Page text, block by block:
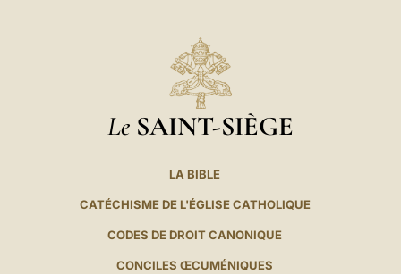
Le SAINT-SIÈGE
LA BIBLE
CATÉCHISME DE L'ÉGLISE CATHOLIQUE
CODES DE DROIT CANONIQUE
CONCILES ŒCUMÉNIQUES